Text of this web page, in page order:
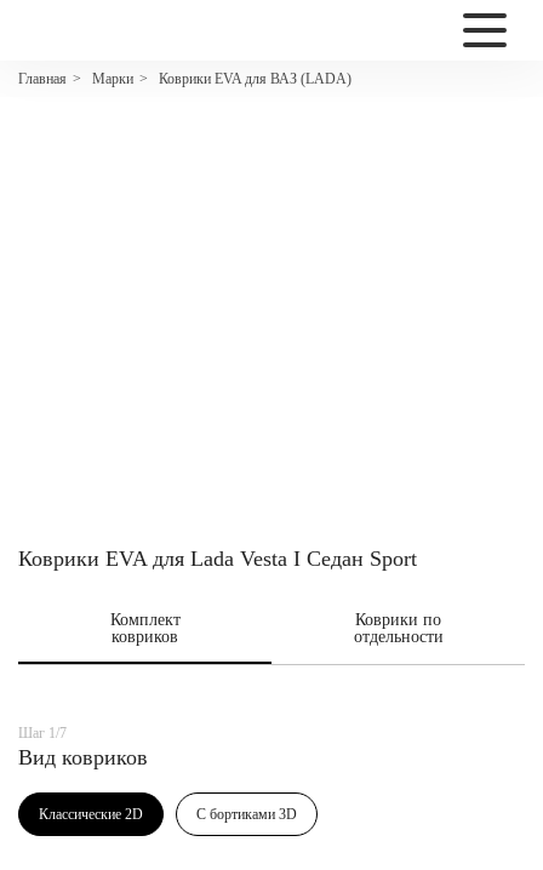
Главная > Марки > Коврики EVA для ВАЗ (LADA)
2200
Коврики EVA для Lada Vesta I Седан Sport
Комплект
ковриков
Коврики по
отдельности
Шаг 1/7
Вид ковриков
Классические 2D С бортиками 3D